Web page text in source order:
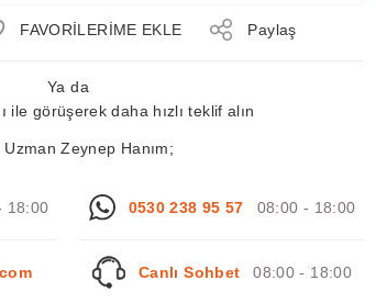
Paylaş
Ya da
ile görüşerek daha hızlı teklif alın
Uzman Zeynep Hanım;
18:00 0530 238 95 57 08:00 - 18:00
Canlı Sohbet 08:00 - 18:00